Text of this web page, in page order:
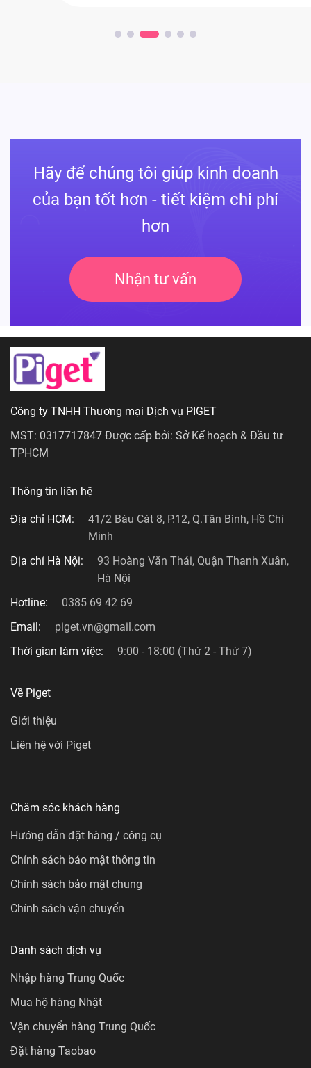
Hãy để chúng tôi giúp kinh doanh
của bạn tốt hơn - tiết kiệm chi phí
hơn
Nhận tư vấn
Công ty TNHH Thương mại Dịch vụ PIGET
MST: 0317717847 Được cấp bởi: Sở Kế hoạch & Đầu tư
TPHCM
Thông tin liên hệ
Địa chỉ HCM:
41/2 Bàu Cát 8, P.12, Q.Tân Bình, Hồ Chí
Minh
Địa chỉ Hà Nội:
93 Hoàng Văn Thái, Quận Thanh Xuân,
Hà Nội
Hotline:
0385 69 42 69
Email:
piget.vn@gmail.com
Thời gian làm việc:
9:00 - 18:00 (Thứ 2 - Thứ 7)
Về Piget
Giới thiệu
Liên hệ với Piget
Chăm sóc khách hàng
Hướng dẫn đặt hàng / công cụ
Chính sách bảo mật thông tin
Chính sách bảo mật chung
Chính sách vận chuyển
Danh sách dịch vụ
Nhập hàng Trung Quốc
Mua hộ hàng Nhật
Vận chuyển hàng Trung Quốc
Đặt hàng Taobao